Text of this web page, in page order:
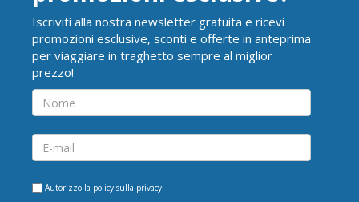
Iscriviti alla nostra newsletter gratuita e ricevi
promozioni esclusive, sconti e offerte in anteprima
per viaggiare in traghetto sempre al miglior
prezzo!
Autorizzo la policy sulla privacy